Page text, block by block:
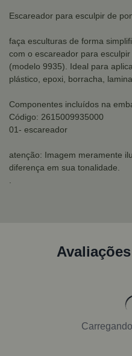
Escareador para esculpir de
faça esculturas de forma
com o escareador para
(modelo 9935). Ideal para
plástico, epoxi, borracha,
Componentes incluídos na
Código: 2615009935000
01- escareador
atenção: Imagem meramente
diferença em sua tonalidade.